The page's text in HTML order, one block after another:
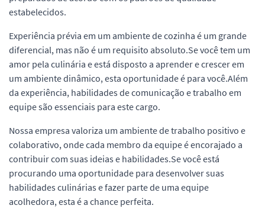
estabelecidos.
Experiência prévia em um ambiente de cozinha é um grande
diferencial, mas não é um requisito absoluto.Se você tem um
amor pela culinária e está disposto a aprender e crescer em
um ambiente dinâmico, esta oportunidade é para você.Além
da experiência, habilidades de comunicação e trabalho em
equipe são essenciais para este cargo.
Nossa empresa valoriza um ambiente de trabalho positivo e
colaborativo, onde cada membro da equipe é encorajado a
contribuir com suas ideias e habilidades.Se você está
procurando uma oportunidade para desenvolver suas
habilidades culinárias e fazer parte de uma equipe
acolhedora, esta é a chance perfeita.